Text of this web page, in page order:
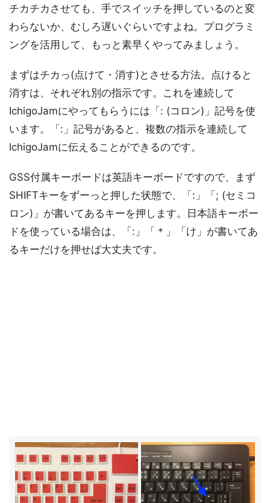
チカチカさせても、手でスイッチを押しているのと変
わらないか、むしろ遅いぐらいですよね。プログラミ
ングを活用して、もっと素早くやってみましょう。
まずはチカっ(点けて・消す)とさせる方法。点けると
消すは、それぞれ別の指示です。これを連続して
IchigoJamにやってもらうには「: (コロン)」記号を使
います。「:」記号があると、複数の指示を連続して
IchigoJamに伝えることができるのです。
GSS付属キーボードは英語キーボードですので、まず
SHIFTキーをずーっと押した状態で、「:」「; (セミコ
ロン)」が書いてあるキーを押します。日本語キーボー
ドを使っている場合は、「:」「＊」「け」が書いてあ
るキーだけを押せば大丈夫です。